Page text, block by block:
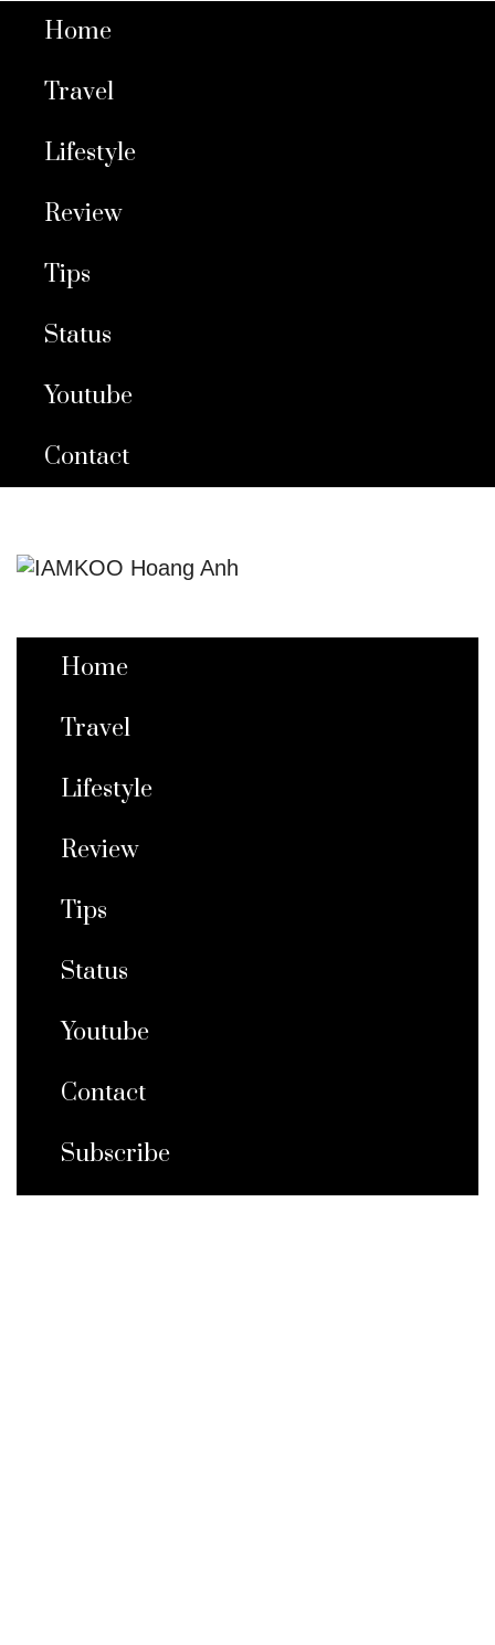
Home
Travel
Lifestyle
Review
Tips
Status
Youtube
Contact
Home
Travel
Lifestyle
Review
Tips
Status
Youtube
Contact
Subscribe